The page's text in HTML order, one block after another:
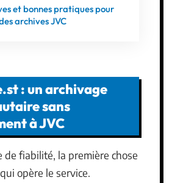
et bonnes pratiques pour
archives JVC
: un archivage
sans
à JVC
de fiabilité, la première chose
opère le service.